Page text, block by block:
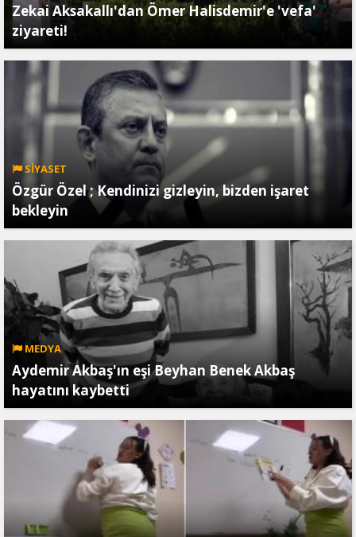
Zekai Aksakallı'dan Ömer Halisdemir'e 'vefa'
ziyareti!
SİYASET
Özgür Özel ; Kendinizi gizleyin, bizden işaret
bekleyin
MEDYA
Aydemir Akbaş'ın eşi Beyhan Benek Akbaş
hayatını kaybetti